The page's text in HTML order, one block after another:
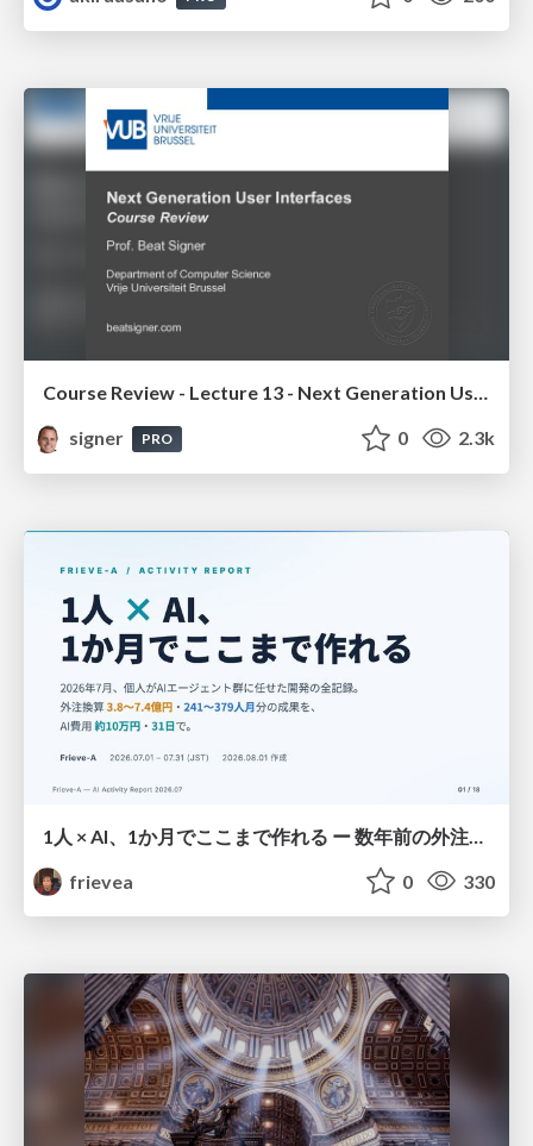
Course Review - Lecture 13 - Next Generation User Interfaces (4018166FNR)
signer
PRO 0 2.3k
frievea
0 330